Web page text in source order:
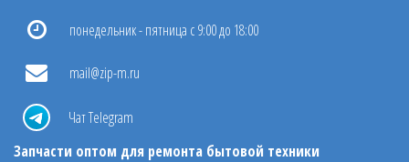
понедельник - пятница с 9:00 до 18:00
mail@zip-m.ru
Чат Telegram
Запчасти оптом для ремонта бытовой техники